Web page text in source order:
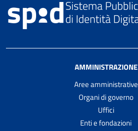
AMMINISTRAZIONE
Aree amministrative
Organi di governo
Uffici
Enti e fondazioni